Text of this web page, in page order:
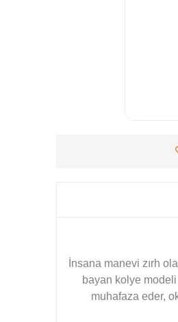
İnsana manevi zırh
bayan kolye modeli
muhafaza eder,